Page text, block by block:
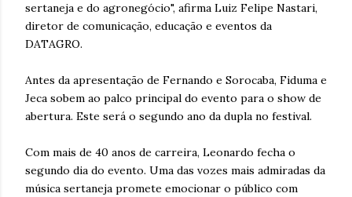
sertaneja e do agronegócio", afirma Luiz Felipe Nastari,
diretor de comunicação, educação e eventos da
DATAGRO.
Antes da apresentação de Fernando e Sorocaba, Fiduma e
Jeca sobem ao palco principal do evento para o show de
abertura. Este será o segundo ano da dupla no festival.
Com mais de 40 anos de carreira, Leonardo fecha o
segundo dia do evento. Uma das vozes mais admiradas da
música sertaneja promete emocionar o público com